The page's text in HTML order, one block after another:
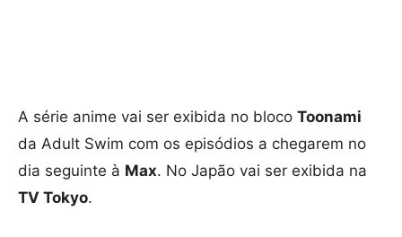
A série anime vai ser exibida no bloco Toonami
da Adult Swim com os episódios a chegarem no
dia seguinte à Max. No Japão vai ser exibida na
TV Tokyo.